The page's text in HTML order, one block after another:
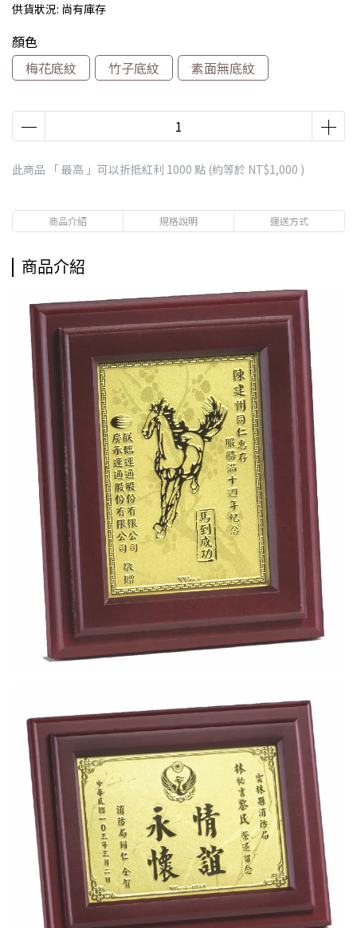
供貨狀況: 尚有庫存
顏色
梅花底紋
竹子底紋 素面無底紋
此商品 「 最高 」可以折抵紅利 1000 點 (約等於 NT$1,000 )
商品介紹 規格說明 運送方式
商品介紹